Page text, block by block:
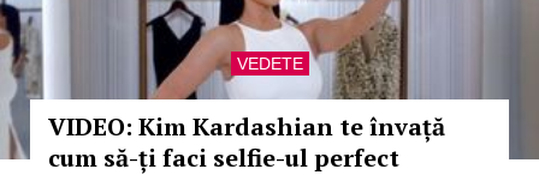
VEDETE
VIDEO: Kim Kardashian te învață
cum să-ți faci selfie-ul perfect